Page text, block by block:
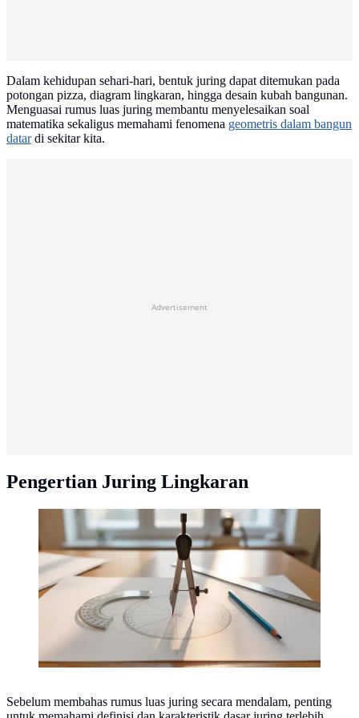
Dalam kehidupan sehari-hari, bentuk juring dapat ditemukan pada
potongan pizza, diagram lingkaran, hingga desain kubah bangunan.
Menguasai rumus luas juring membantu menyelesaikan soal
matematika sekaligus memahami fenomena geometris dalam bangun
datardi sekitar kita.
Advertisement
Pengertian Juring Lingkaran
Pengertian Juring Lingkaran(AI Generated)
Sebelum membahas rumus luas juring secara mendalam, penting